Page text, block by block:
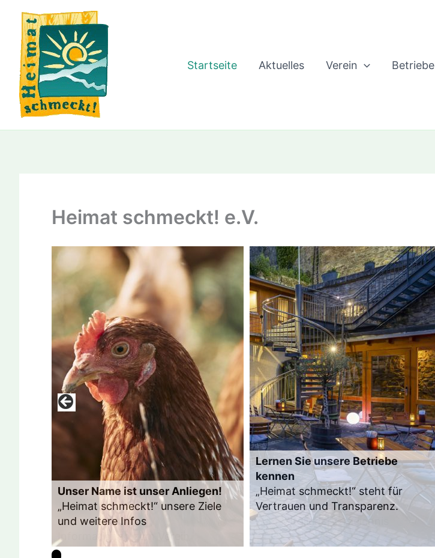
Inhalt
springen
Startseite
Aktuelles Verein Betriebe
Heimat schmeckt! e.V.
Unser Name ist unser Anliegen!
„Heimat schmeckt!“ unsere Ziele
und weitere Infos
Informationen zum Verein
Lernen Sie unsere Betriebe
kennen
„Heimat schmeckt!“ steht für
Vertrauen und Transparenz.
Zum Mitgliederverzeichnis